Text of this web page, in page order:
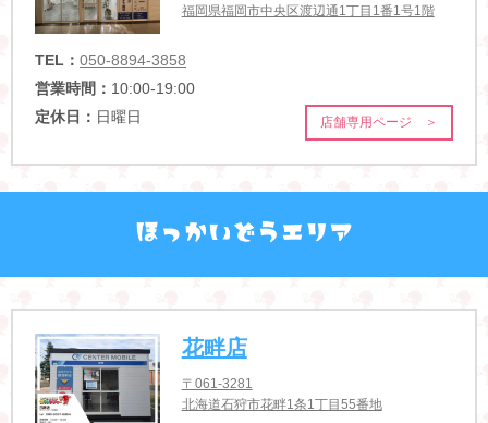
福岡県福岡市中央区渡辺通1丁目1番1号1階
TEL： 050-8894-3858
営業時間： 10:00-19:00
定休日： 日曜日 店舗専用ページ ＞
花畔店
〒061-3281
北海道石狩市花畔1条1丁目55番地